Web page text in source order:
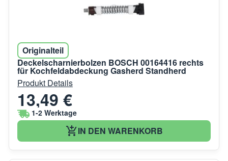
Originalteil
Deckelscharnierbolzen BOSCH 00164416 rechts
für Kochfeldabdeckung Gasherd Standherd
Produkt Details
13,49 €
1-2 Werktage
IN DEN WARENKORB